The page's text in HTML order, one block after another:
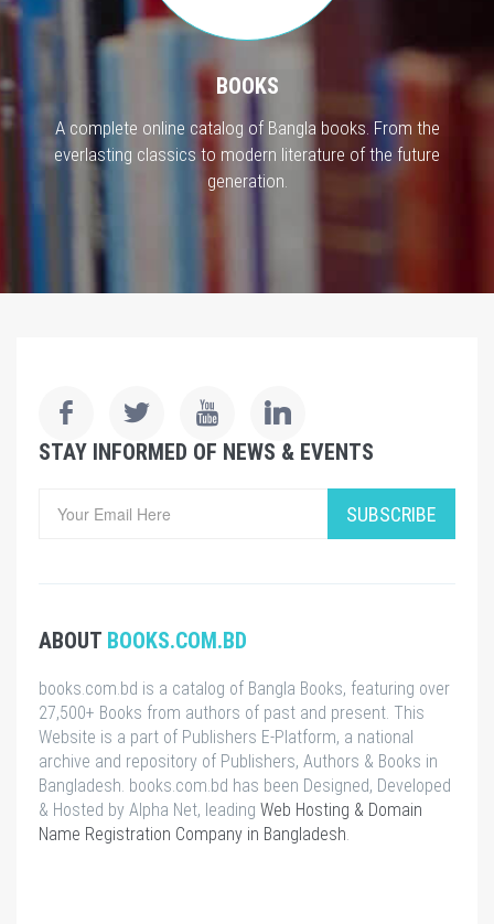
BOOKS
A complete online catalog of Bangla books. From the
everlasting classics to modern literature of the future
generation.
STAY INFORMED OF NEWS & EVENTS
SUBSCRIBE
ABOUT BOOKS.COM.BD
books.com.bd is a catalog of Bangla Books, featuring over
27,500+ Books from authors of past and present. This
Website is a part of Publishers E-Platform, a national
archive and repository of Publishers, Authors & Books in
Bangladesh. books.com.bd has been Designed, Developed
& Hosted by Alpha Net, leading Web Hosting & Domain
Name Registration Company in Bangladesh.